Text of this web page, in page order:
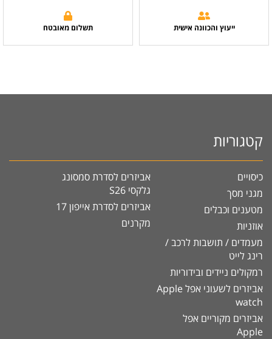
ייעוץ והכוונה אישית תשלום מאובטח
קטגוריות
כיסויים
מגני מסך
מטענים וכבלים
אוזניות
מעמדים / תושבות לרכב /
רינג לייט
רמקולים ניידים ובידוריות
אביזרים לשעוני אפל Apple
watch
אביזרים מקוריים אפל
Apple
אביזרים לסדרת סמסונג
גלקסי S26
אביזרים לסדרת אייפון 17
מקרנים